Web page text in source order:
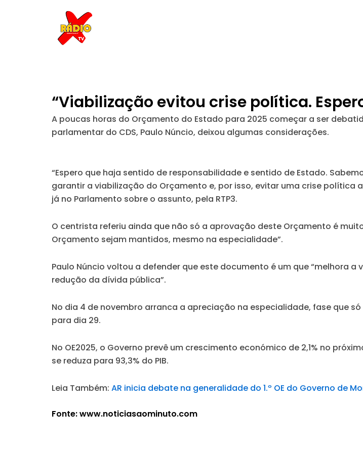
“Viabilização evitou crise política.
A poucas horas do Orçamento do Estado para 2025 começar a ser
parlamentar do CDS, Paulo Núncio, deixou algumas considerações.
“Espero que haja sentido de responsabilidade e sentido de Estado.
garantir a viabilização do Orçamento e, por isso, evitar uma crise política
já no Parlamento sobre o assunto, pela RTP3.
O centrista referiu ainda que não só a aprovação deste Orçamento é
Orçamento sejam mantidos, mesmo na especialidade”.
Paulo Núncio voltou a defender que este documento é um que “melhora
redução da dívida pública”.
No dia 4 de novembro arranca a apreciação na especialidade, fase que
para dia 29.
No OE2025, o Governo prevê um crescimento económico de 2,1% no
se reduza para 93,3% do PIB.
Leia Também: AR inicia debate na generalidade do 1.º OE do Governo de
Fonte: www.noticiasaominuto.com